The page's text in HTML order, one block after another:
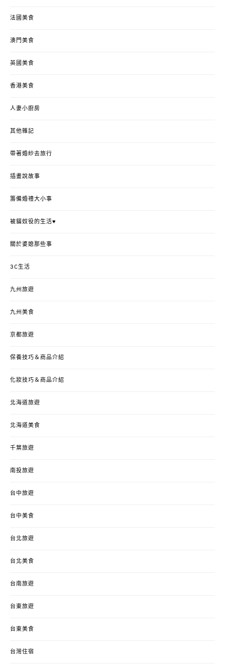
法國美食
澳門美食
英國美食
香港美食
人妻小廚房
其他雜記
帶著婚紗去旅行
插畫說故事
籌備婚禮大小事
被貓奴役的生活♥
關於婆媳那些事
3C生活
九州旅遊
九州美食
京都旅遊
保養技巧＆商品介紹
化妝技巧＆商品介紹
北海道旅遊
北海道美食
千葉旅遊
南投旅遊
台中旅遊
台中美食
台北旅遊
台北美食
台南旅遊
台東旅遊
台東美食
台灣住宿